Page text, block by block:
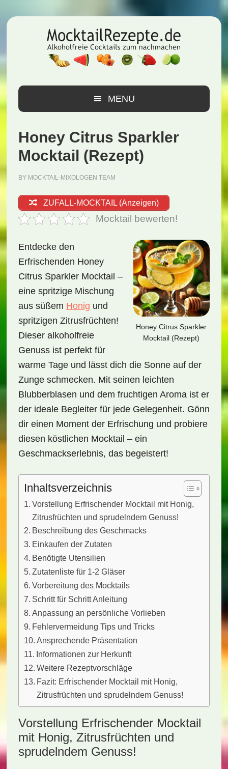
Hauptnavigation
Inhalt
Seitenspalte
MENU
Honey Citrus Sparkler
Mocktail (Rezept)
BY MOCKTAIL-MIXOLOGEN TEAM
ZUFALL-MOCKTAIL (Anzeigen)
Mocktail bewerten!
Honey Citrus Sparkler
Mocktail (Rezept)
Entdecke den
Erfrischenden Honey
Citrus Sparkler Mocktail –
eine spritzige Mischung
aus süßem Honig und
spritzigen Zitrusfrüchten!
Dieser alkoholfreie
Genuss ist perfekt für
warme Tage und lässt dich die Sonne auf der
Zunge schmecken. Mit seinen leichten
Blubberblasen und dem fruchtigen Aroma ist er
der ideale Begleiter für jede Gelegenheit. Gönn
dir einen Moment der Erfrischung und probiere
diesen köstlichen Mocktail – ein
Geschmackserlebnis, das begeistert!
Inhaltsverzeichnis
Vorstellung Erfrischender Mocktail mit Honig,
Zitrusfrüchten und sprudelndem Genuss!
Beschreibung des Geschmacks
Einkaufen der Zutaten
Benötigte Utensilien
Zutatenliste für 1-2 Gläser
Vorbereitung des Mocktails
Schritt für Schritt Anleitung
Anpassung an persönliche Vorlieben
Fehlervermeidung Tips und Tricks
Ansprechende Präsentation
Informationen zur Herkunft
Weitere Rezeptvorschläge
Fazit: Erfrischender Mocktail mit Honig,
Zitrusfrüchten und sprudelndem Genuss!
Vorstellung Erfrischender Mocktail
mit Honig, Zitrusfrüchten und
sprudelndem Genuss!